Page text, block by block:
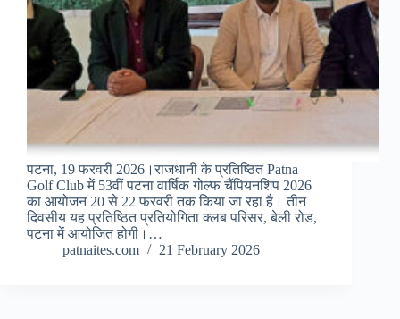
पटना, 19 फरवरी 2026।राजधानी के प्रतिष्ठित Patna
Golf Club में 53वीं पटना वार्षिक गोल्फ चैंपियनशिप 2026
का आयोजन 20 से 22 फरवरी तक किया जा रहा है। तीन
दिवसीय यह प्रतिष्ठित प्रतियोगिता क्लब परिसर, बेली रोड,
पटना में आयोजित होगी।…
patnaites.com
21 February 2026